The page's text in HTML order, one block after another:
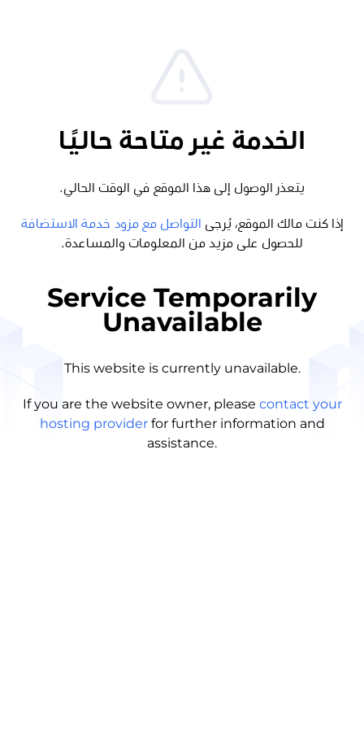
الخدمة غير متاحة حاليًا
يتعذر الوصول إلى هذا الموقع في الوقت الحالي.
إذا كنت مالك الموقع، يُرجى
التواصل مع مزود خدمة الاستضافة
للحصول على مزيد من المعلومات والمساعدة.
Service Temporarily
Unavailable
This website is currently unavailable.
If you are the website owner, please contact your
hosting provider for further information and
assistance.